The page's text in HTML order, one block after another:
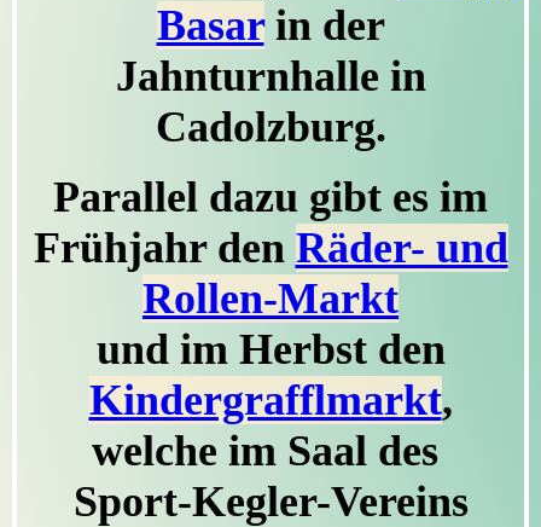
Basarin der
Jahnturnhalle in
Cadolzburg.
Parallel dazu gibt es im
Frühjahr den Räder- und
Rollen-Markt
und im Herbst den
Kindergrafflmarkt,
welche im Saal des
Sport-Kegler-Vereins